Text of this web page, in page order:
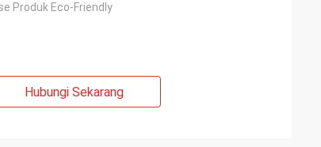
Produk Eco-Friendly
Hubungi Sekarang